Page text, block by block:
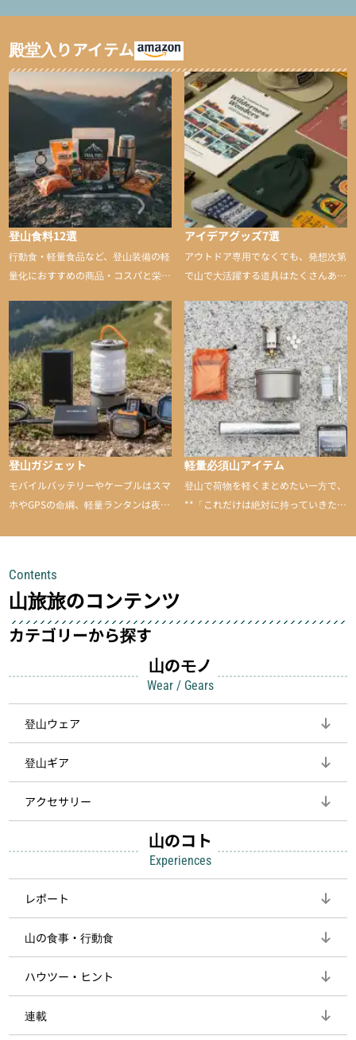
殿堂入りアイテム
登山食料12選
行動食・軽量食品など、登山装備の軽
量化におすすめの商品・コスパと栄養
アイデアグッズ7選
アウトドア専用でなくても、発想次第
で山で大活躍する道具はたくさんあり
山に持ち込むと快適性や安心感をグッ
と引き上げてくれる――そんな意外性
のあるアイテムを紹介
登山ガジェット
モバイルバッテリーやケーブルはスマ
ホやGPSの命綱、軽量ランタンは夜間
して安全にしてくれます
軽量必須山アイテム
登山で荷物を軽くまとめたい一方で、
**「これだけは絶対に持っていきた
Contents
山旅旅のコンテンツ
カテゴリーから探す
山のモノ
Wear / Gears
登山ウェア
登山ギア
アクセサリー
山のコト
Experiences
レポート
山の食事・行動食
ハウツー・ヒント
連載